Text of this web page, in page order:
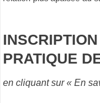
P
I
S
PRATIQUE
en cliquant sur « En